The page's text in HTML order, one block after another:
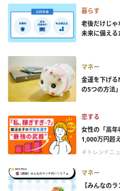
暮らす
老後だけじゃ
未来に備える
マネー
金運を下げ
の5つの方法
恋する
女性の「高
1,000万円超
＃トレンドニ
マネー
【みんなの